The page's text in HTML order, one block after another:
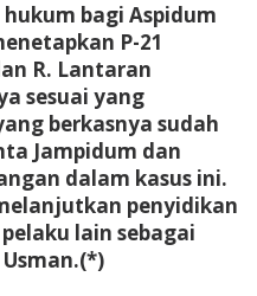
bagi Aspidum
P-21
R. Lantaran
sesuai yang
berkasnya sudah
Jampidum dan
dalam kasus ini.
penyidikan
lain sebagai